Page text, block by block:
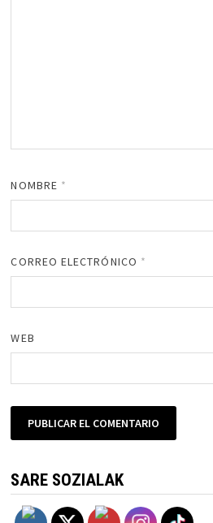
NOMBRE *
CORREO ELECTRÓNICO *
WEB
SARE SOZIALAK